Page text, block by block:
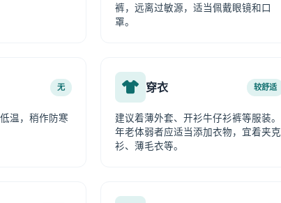
裤，远离过敏源，适当佩戴眼镜和口
罩。
无
温，稍作防寒
穿衣 较舒适
建议着薄外套、开衫牛仔衫裤等服装。
年老体弱者应适当添加衣物，宜着夹克
衫、薄毛衣等。